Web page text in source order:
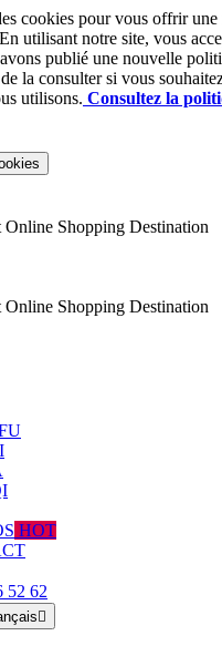
cookies pour vous offrir
utilisant notre site, vous
publié une nouvelle
la consulter si vous
utilisons. Consultez la
Online Shopping Destination
Online Shopping Destination
HOT
52 62
